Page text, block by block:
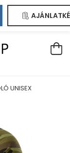
Regisztráció
UNISEX